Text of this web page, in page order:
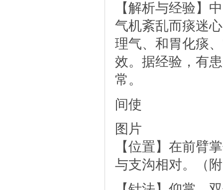
【解析与经验】
气机紊乱而痰迷
理气、和胃化痰
效。据经验，有
常。
间使
图片
【位置】在前臂
与支沟相对。（